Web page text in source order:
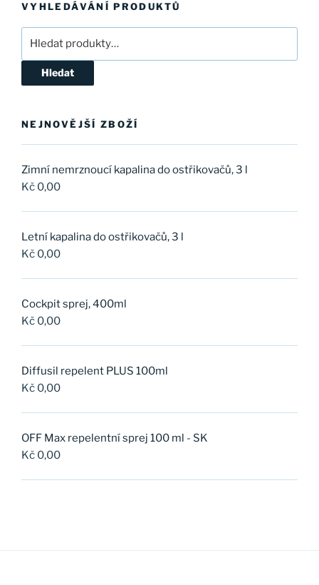
VYHLEDÁVÁNÍ PRODUKTŮ
Hledat
NEJNOVĚJŠÍ ZBOŽÍ
Zimní nemrznoucí kapalina do ostřikovačů, 3 l
Kč 0,00
Letní kapalina do ostřikovačů, 3 l
Kč 0,00
Cockpit sprej, 400ml
Kč 0,00
Diffusil repelent PLUS 100ml
Kč 0,00
OFF Max repelentní sprej 100 ml - SK
Kč 0,00